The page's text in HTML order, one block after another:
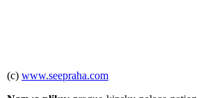
(c) www.seepraha.com